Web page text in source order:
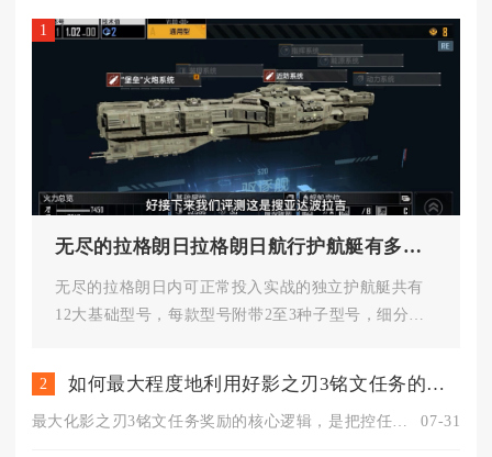
1
无尽的拉格朗日拉格朗日航行护航艇有多少种类型
无尽的拉格朗日内可正常投入实战的独立护航艇共有
12大基础型号，每款型号附带2至3种子型号，细分子
2 如何最大程度地利用好影之刃3铭文任务的奖励
最大化影之刃3铭文任务奖励的核心逻辑，是把控任务刷新门槛、划... 07-31